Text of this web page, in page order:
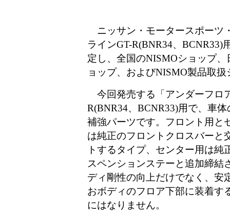
ニッサン・モータースポーツ
ラインGT-R(BNR34、
定し、全国のNISMOショップ
ョップ、およびNISMO製品取
今回発売する「アンダーフロ
R(BNR34、BCNR33)用で、車
補強パーツです。フロント用と
は純正のフロントクロスバーと
トするタイプ、センター用は
スペンションステーと追加締結
ディ剛性の向上だけでなく、安
おボディのフロア下部に装着す
にはなりません。